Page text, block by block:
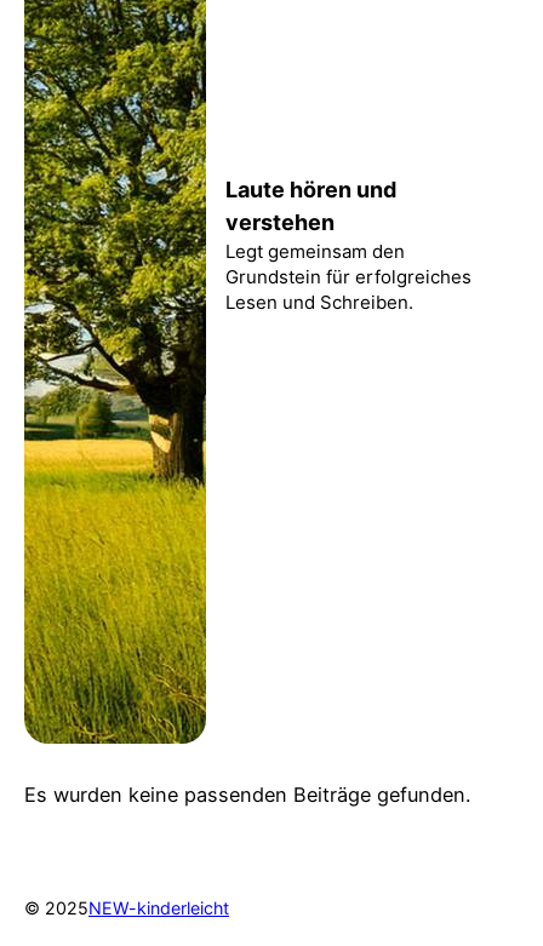
Laute hören und
verstehen
Legt gemeinsam den
Grundstein für erfolgreiches
Lesen und Schreiben.
Es wurden keine passenden Beiträge gefunden.
© 2025NEW-kinderleicht